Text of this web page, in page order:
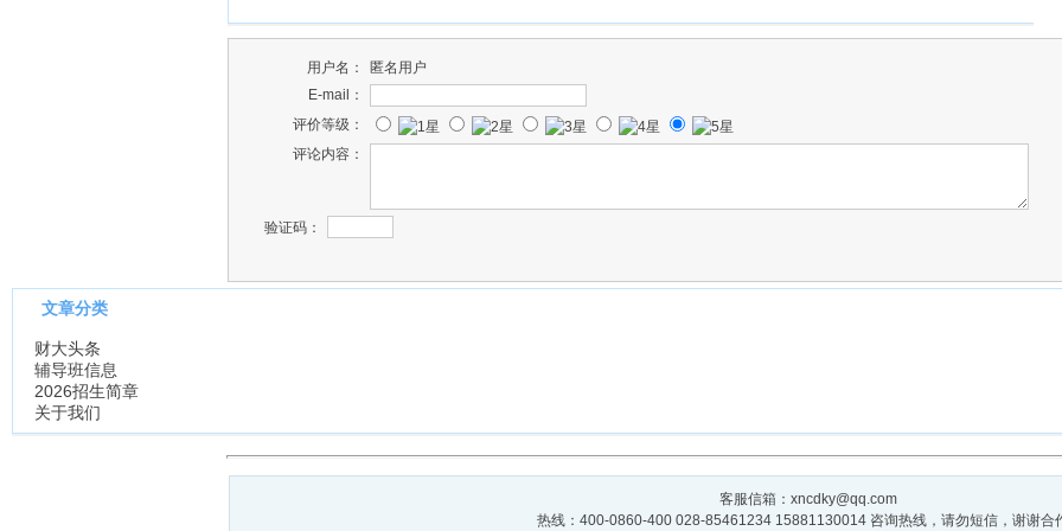
用户名：
匿名用户
E-mail：
评价等级：
评论内容：
验证码：
文章分类
财大头条
辅导班信息
2026招生简章
关于我们
客服信箱：xncdky@qq.com
热线：400-0860-400 028-85461234 15881130014 咨询热线，请勿短信，谢谢合